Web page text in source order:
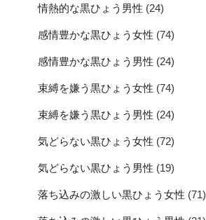
情熱的な黒ひょう男性 (24)
感情豊かな黒ひょう女性 (74)
感情豊かな黒ひょう男性 (24)
束縛を嫌う黒ひょう女性 (74)
束縛を嫌う黒ひょう男性 (24)
気どらない黒ひょう女性 (72)
気どらない黒ひょう男性 (19)
落ち込みの激しい黒ひょう女性 (71)